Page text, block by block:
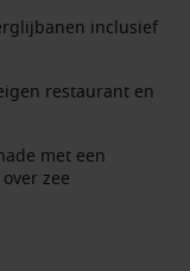
inclusief
restaurant en
met een
zee